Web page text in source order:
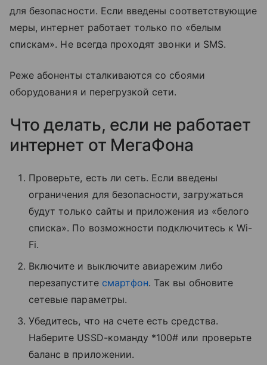
для безопасности. Если введены соответствующие
меры, интернет работает только по «белым
спискам». Не всегда проходят звонки и SMS.
Реже абоненты сталкиваются со сбоями
оборудования и перегрузкой сети.
Что делать, если не работает
интернет от МегаФона
Проверьте, есть ли сеть. Если введены
ограничения для безопасности, загружаться
будут только сайты и приложения из «белого
списка». По возможности подключитесь к Wi-
Fi.
Включите и выключите авиарежим либо
перезапустите смартфон. Так вы обновите
сетевые параметры.
Убедитесь, что на счете есть средства.
Наберите USSD-команду *100# или проверьте
баланс в приложении.